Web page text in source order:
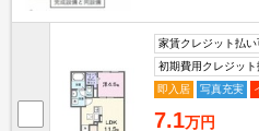
家賃クレジット払
初期費用クレジッ
即入居
写真充実
7.1万円